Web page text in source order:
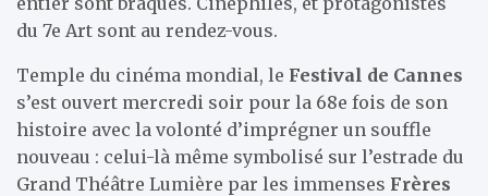
du 7e Art sont au rendez-vous.
Temple du cinéma mondial, le Festival de Cannes
s’est ouvert mercredi soir pour la 68e fois de son
histoire avec la volonté d’imprégner un souffle
nouveau : celui-là même symbolisé sur l’estrade du
Grand Théâtre Lumière par les immenses Frères